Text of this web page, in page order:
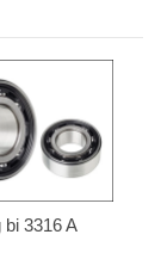
bi 3316 A